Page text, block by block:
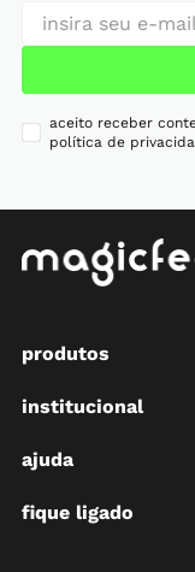
aceito receber
política de
produtos
institucional
ajuda
fique ligado